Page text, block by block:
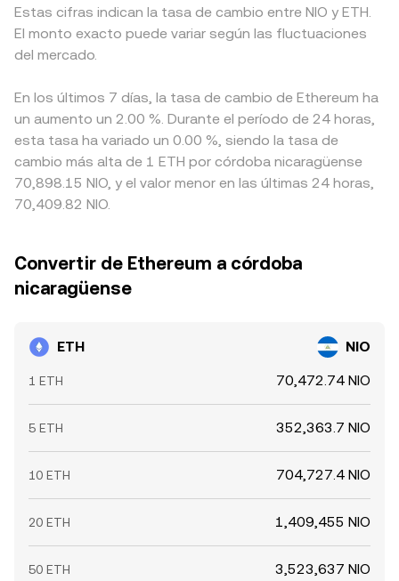
Estas cifras indican la tasa de cambio entre NIO y ETH.
El monto exacto puede variar según las fluctuaciones
del mercado.
En los últimos 7 días, la tasa de cambio de Ethereum ha
un aumento un 2.00 %. Durante el período de 24 horas,
esta tasa ha variado un 0.00 %, siendo la tasa de
cambio más alta de 1 ETH por córdoba nicaragüense
70,898.15 NIO, y el valor menor en las últimas 24 horas,
70,409.82 NIO.
Convertir de Ethereum a córdoba
nicaragüense
ETH NIO
1 ETH 70,472.74 NIO
5 ETH 352,363.7 NIO
10 ETH 704,727.4 NIO
20 ETH 1,409,455 NIO
50 ETH 3,523,637 NIO